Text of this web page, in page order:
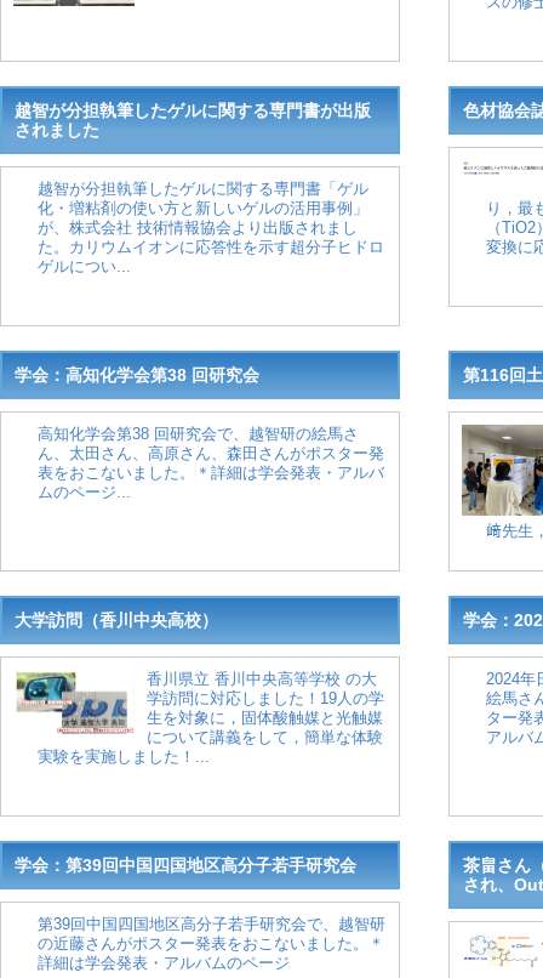
越智が分担執筆したゲルに関する専門書が出版
されました
越智が分担執筆したゲルに関する専門書「ゲル
化・増粘剤の使い方と新しいゲルの活用事例」
が、株式会社 技術情報協会より出版されまし
た。カリウムイオンに応答性を示す超分子ヒドロ
ゲルについ...
色材協会
り，最
（
変換に
学会：高知化学会第38 回研究会
高知化学会第38 回研究会で、越智研の絵馬さ
ん、太田さん、高原さん、森田さんがポスター発
表をおこないました。＊詳細は学会発表・アルバ
ムのページ...
第116回
﨑先生
大学訪問（香川中央高校）
香川県立 香川中央高等学校 の大
学訪問に対応しました！19人の学
生を対象に，固体酸触媒と光触媒
について講義をして，簡単な体験
実験を実施しました！...
学会：
2024年
絵馬さ
ター発
アルバ
学会：第39回中国四国地区高分子若手研究会
第39回中国四国地区高分子若手研究会で、越智研
の近藤さんがポスター発表をおこないました。＊
詳細は学会発表・アルバムのページ
茶畠さん
され、